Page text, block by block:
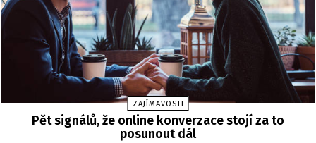
ZAJÍMAVOSTI
Pět signálů, že online konverzace stojí za to
posunout dál